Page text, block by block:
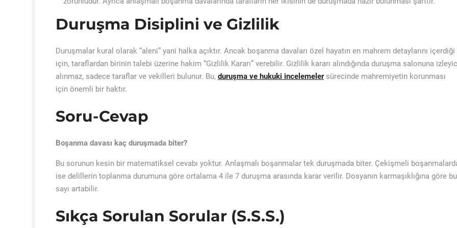
Duruşma Disiplini ve Gizlilik
Duruşmalar kural olarak “aleni” yani halka açıktır. Ancak boşanma davaları özel hayatın en mahrem detaylarını içerdiği
için, taraflardan birinin talebi üzerine hakim “Gizlilik Kararı” verebilir. Gizlilik kararı alındığında duruşma salonuna
alınmaz, sadece taraflar ve vekilleri bulunur. Bu, duruşma ve hukuki incelemelersürecinde mahremiyetin korunması
için önemli bir haktır.
Soru-Cevap
Boşanma davası kaç duruşmada biter?
Bu sorunun kesin bir matematiksel cevabı yoktur. Anlaşmalı boşanmalar tek duruşmada biter. Çekişmeli
ise delillerin toplanma durumuna göre ortalama 4 ile 7 duruşma arasında karar verilir. Dosyanın karmaşıklığına göre bu
sayı artabilir.
Sıkça Sorulan Sorular (S.S.S.)